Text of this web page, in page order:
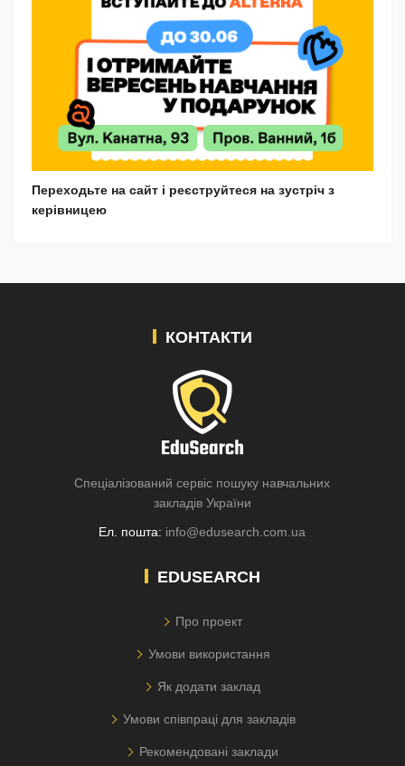
Переходьте на сайт і реєструйтеся на зустріч з
керівницею
КОНТАКТИ
Спеціалізований сервіс пошуку навчальних
закладів України
Ел. пошта: info@edusearch.com.ua
EDUSEARCH
Про проект
Умови використання
Як додати заклад
Умови співпраці для закладів
Рекомендовані заклади